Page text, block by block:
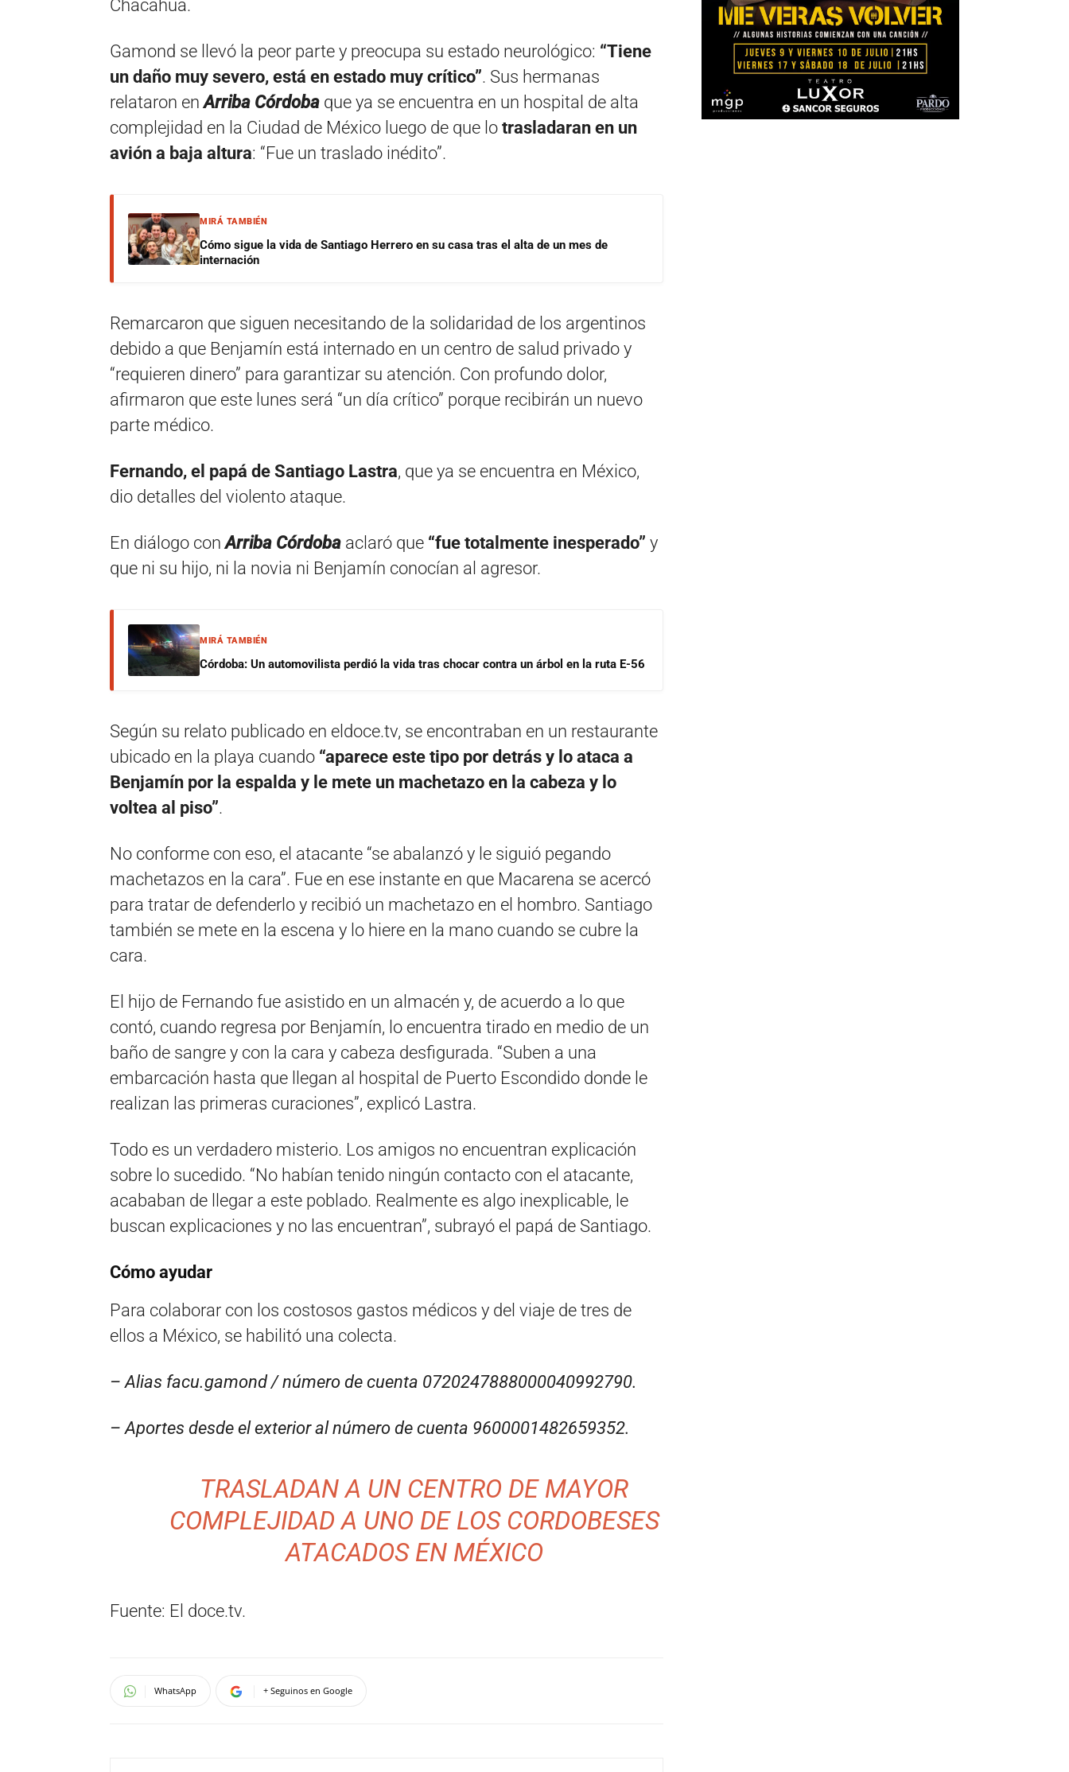
Chacahua.
Gamond se llevó la peor parte y preocupa su estado neurológico: “Tiene
un daño muy severo, está en estado muy crítico”. Sus hermanas
relataron enArriba Córdoba que ya se encuentra en un hospital de alta
complejidad en la Ciudad de México luego de que lo trasladaran en un
avión a baja altura: “Fue un traslado inédito”.
MIRÁ TAMBIÉN
Cómo sigue la vida de Santiago Herrero en su casa tras el alta de un mes de
internación
Remarcaron que siguen necesitando de la solidaridad de los argentinos
debido a que Benjamín está internado en un centro de salud privado y
“requieren dinero” para garantizar su atención. Con profundo dolor,
afirmaron que este lunes será “un día crítico” porque recibirán un nuevo
parte médico.
Fernando, el papá de Santiago Lastra, que ya se encuentra en México,
dio detalles del violento ataque.
En diálogo conArriba Córdoba aclaró que “fue totalmente inesperado” y
que ni su hijo, ni la novia ni Benjamín conocían al agresor.
MIRÁ TAMBIÉN
Córdoba: Un automovilista perdió la vida tras chocar contra un árbol en la ruta E-56
Según su relato publicado en eldoce.tv, se encontraban en un restaurante
ubicado en la playa cuando “aparece este tipo por detrás y lo ataca a
Benjamín por la espalda y le mete un machetazo en la cabeza y lo
voltea al piso”.
No conforme con eso, el atacante “se abalanzó y le siguió pegando
machetazos en la cara”. Fue en ese instante en que Macarena se acercó
para tratar de defenderlo y recibió un machetazo en el hombro. Santiago
también se mete en la escena y lo hiere en la mano cuando se cubre la
cara.
El hijo de Fernando fue asistido en un almacén y, de acuerdo a lo que
contó, cuando regresa por Benjamín, lo encuentra tirado en medio de un
baño de sangre y con la cara y cabeza desfigurada. “Suben a una
embarcación hasta que llegan al hospital de Puerto Escondido donde le
realizan las primeras curaciones”, explicó Lastra.
Todo es un verdadero misterio. Los amigos no encuentran explicación
sobre lo sucedido. “No habían tenido ningún contacto con el atacante,
acababan de llegar a este poblado. Realmente es algo inexplicable, le
buscan explicaciones y no las encuentran”, subrayó el papá de Santiago.
Cómo ayudar
Para colaborar con los costosos gastos médicos y del viaje de tres de
ellos a México, se habilitó una colecta.
– Alias facu.gamond / número de cuenta 0720247888000040992790.
– Aportes desde el exterior al número de cuenta 9600001482659352.
TRASLADAN A UN CENTRO DE MAYOR
COMPLEJIDAD A UNO DE LOS CORDOBESES
ATACADOS EN MÉXICO
Fuente: El doce.tv.
WhatsApp + Seguinos en Google